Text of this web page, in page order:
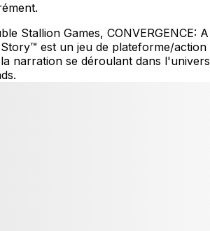
Stallion Games, CONVERGENCE: A
est un jeu de plateforme/action
narration se déroulant dans l'univers